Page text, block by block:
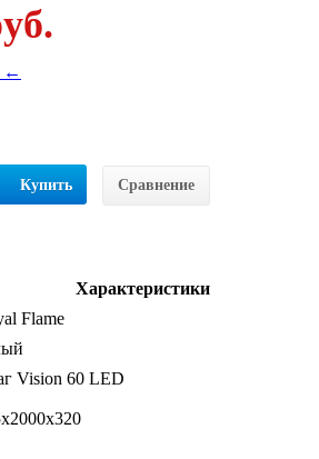
←
Купить Сравнение
Характеристики
Flame
Vision 60 LED